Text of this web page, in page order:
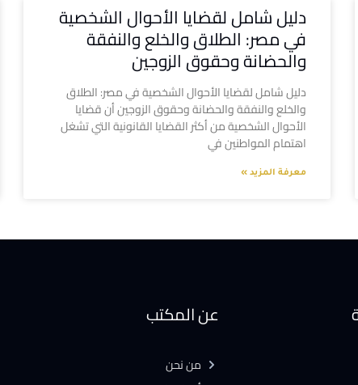
دليل شامل لقضايا الأحوال الشخصية
في مصر: الطلاق والخلع والنفقة
والحضانة وحقوق الزوجين
دليل شامل لقضايا الأحوال الشخصية في مصر: الطلاق
والخلع والنفقة والحضانة وحقوق الزوجين أن قضايا
الأحوال الشخصية من أكثر القضايا القانونية التي تشغل
اهتمام المواطنين في
معرفة المزيد »
عن المكتب
من نحن